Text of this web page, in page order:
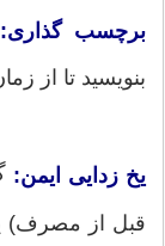
برچسب گذاری:
بنویسید تا از
یخ زدایی ایمن:
قبل از مصرف) یا